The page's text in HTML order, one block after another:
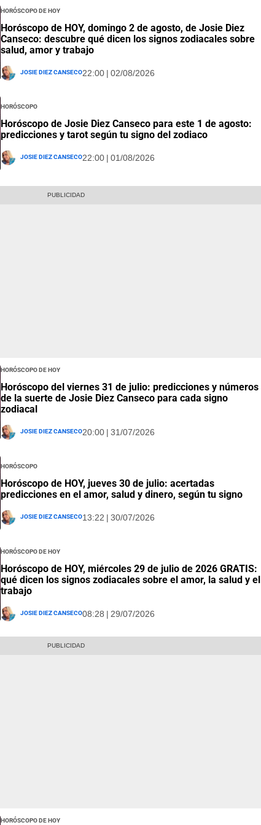
Horóscopo de hoy
Horóscopo de HOY, domingo 2 de agosto, de Josie Diez
Canseco: descubre qué dicen los signos zodiacales sobre
salud, amor y trabajo
Josie Diez Canseco22:00 | 02/08/2026
Horóscopo
Horóscopo de Josie Diez Canseco para este 1 de agosto:
predicciones y tarot según tu signo del zodiaco
Josie Diez Canseco22:00 | 01/08/2026
Horóscopo de hoy
Horóscopo del viernes 31 de julio: predicciones y números
de la suerte de Josie Diez Canseco para cada signo
zodiacal
Josie Diez Canseco20:00 | 31/07/2026
Horóscopo
Horóscopo de HOY, jueves 30 de julio: acertadas
predicciones en el amor, salud y dinero, según tu signo
Josie Diez Canseco13:22 | 30/07/2026
Horóscopo de hoy
Horóscopo de HOY, miércoles 29 de julio de 2026 GRATIS:
qué dicen los signos zodiacales sobre el amor, la salud y el
trabajo
Josie Diez Canseco08:28 | 29/07/2026
Horóscopo de hoy